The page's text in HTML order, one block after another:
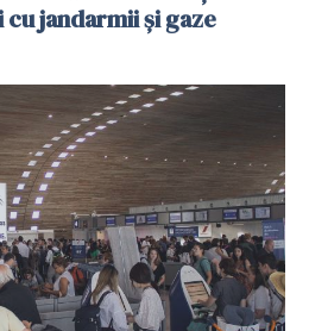
jandarmii și gaze